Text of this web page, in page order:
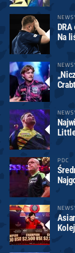
Na
PDC